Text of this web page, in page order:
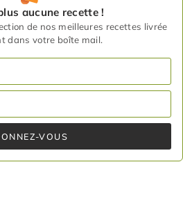
aucune recette !
de nos meilleures recettes livrée
dans votre boîte mail.
VOUS